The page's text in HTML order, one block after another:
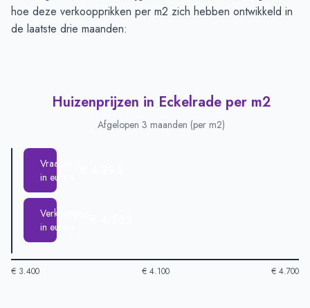
hoe deze verkoopprikken per m2 zich hebben ontwikkeld in
de laatste drie maanden:
Huizenprijzen in Eckelrade per m2
Afgelopen 3 maanden (per m2)
Vraagprijs
in euro's
Verkoopprijs
in euro's
€ 3.400 € 4.100 € 4.700